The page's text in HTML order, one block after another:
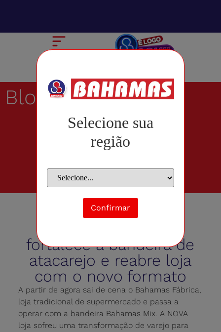
Selecione sua
região
Confirmar
Blog
outubro 8, 2019
fortalece a bandeira de
atacarejo e reabre loja
com o novo formato
A partir de agora sai de cena o Bahamas Fábrica,
loja tradicional de supermercado e passa a
operar com a bandeira Bahamas Mix. A NOVA
loja sofreu uma transformação de varejo para